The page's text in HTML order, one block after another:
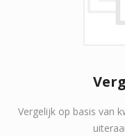
Vergelijk op basis van